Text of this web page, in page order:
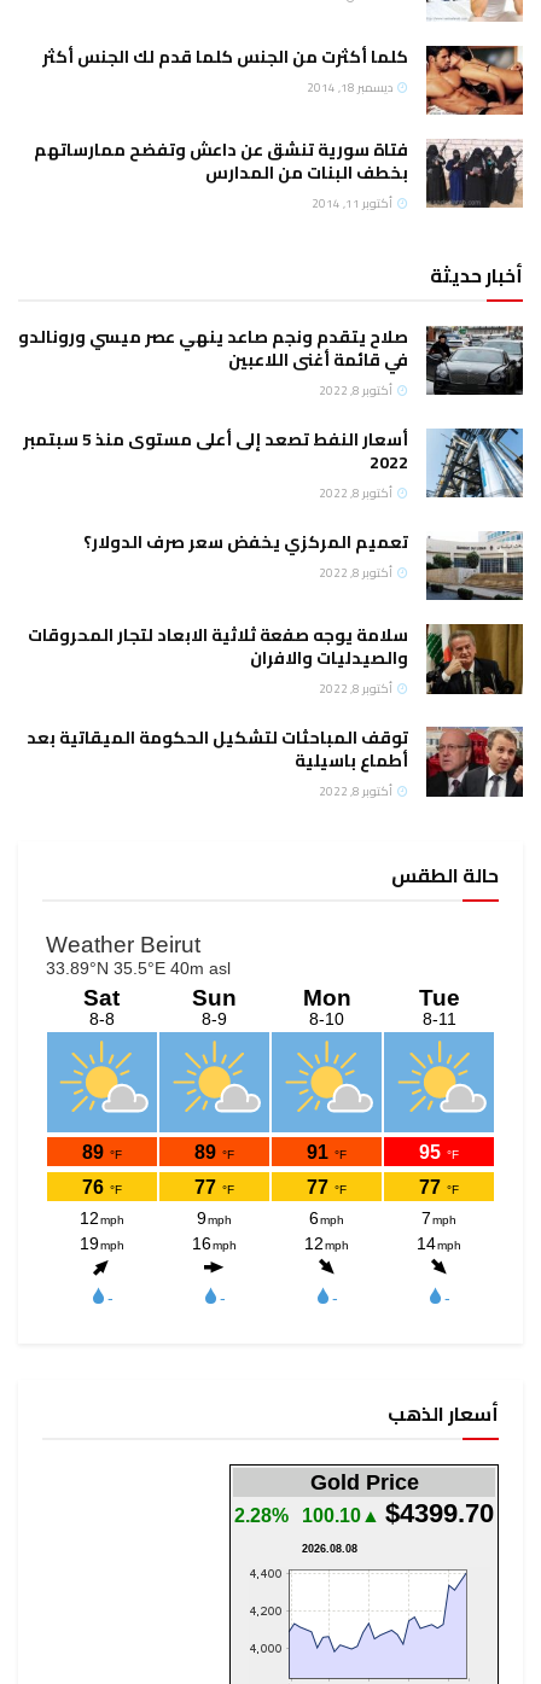
كلما أكثرت من الجنس كلما قدم لك الجنس أكثر
ديسمبر 18, 2014
فتاة سورية تنشق عن داعش وتفضح ممارساتهم
بخطف البنات من المدارس
أكتوبر 11, 2014
أخبار حديثة
صلاح يتقدم ونجم صاعد ينهي عصر ميسي ورونالدو
في قائمة أغنى اللاعبين
أكتوبر 8, 2022
أسعار النفط تصعد إلى أعلى مستوى منذ 5 سبتمبر
2022
أكتوبر 8, 2022
تعميم المركزي يخفض سعر صرف الدولار؟
أكتوبر 8, 2022
سلامة يوجه صفعة ثلاثية الابعاد لتجار المحروقات
والصيدليات والافران
أكتوبر 8, 2022
توقف المباحثات لتشكيل الحكومة الميقاتية بعد
أطماع باسيلية
أكتوبر 8, 2022
حالة الطقس
أسعار الذهب
Gold Price
$4399.70
▲100.10
2.28%
2026.08.08